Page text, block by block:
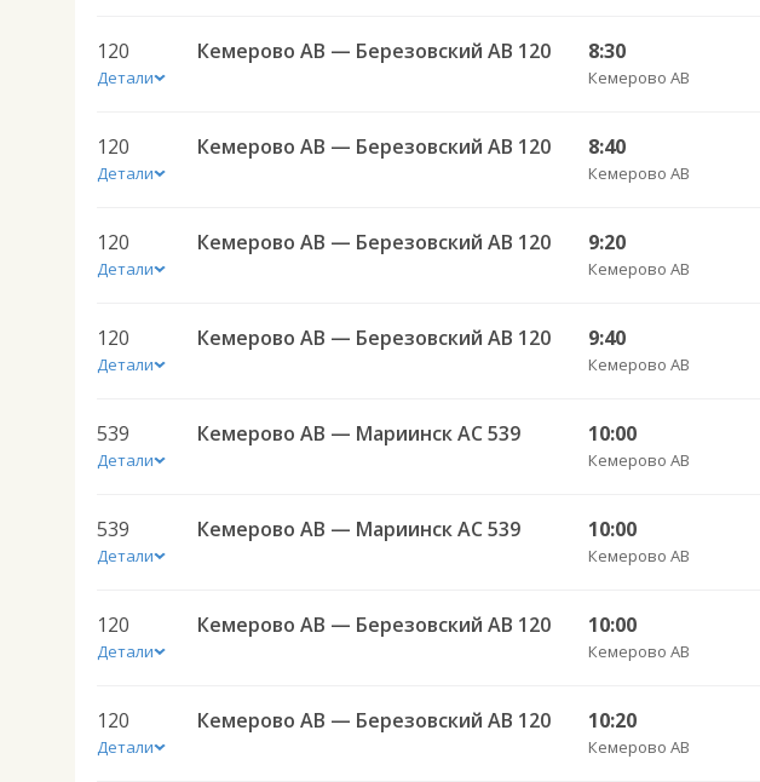
120
Детали
Кемерово АВ — Березовский АВ 120 8:30
Кемерово АВ
120
Детали
Кемерово АВ — Березовский АВ 120 8:40
Кемерово АВ
120
Детали
Кемерово АВ — Березовский АВ 120 9:20
Кемерово АВ
120
Детали
Кемерово АВ — Березовский АВ 120 9:40
Кемерово АВ
539
Детали
Кемерово АВ — Мариинск АС 539 10:00
Кемерово АВ
539
Детали
Кемерово АВ — Мариинск АС 539 10:00
Кемерово АВ
120
Детали
Кемерово АВ — Березовский АВ 120 10:00
Кемерово АВ
120
Детали
Кемерово АВ — Березовский АВ 120 10:20
Кемерово АВ